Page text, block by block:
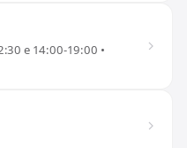
e 14:00-19:00 •